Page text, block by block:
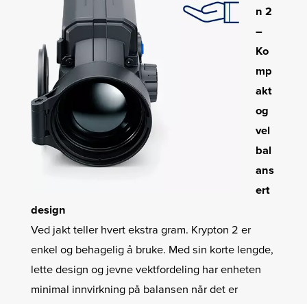
n 2
–
Ko
mp
akt
og
vel
bal
ans
ert
design
Ved jakt teller hvert ekstra gram. Krypton 2 er
enkel og behagelig å bruke. Med sin korte lengde,
lette design og jevne vektfordeling har enheten
minimal innvirkning på balansen når det er